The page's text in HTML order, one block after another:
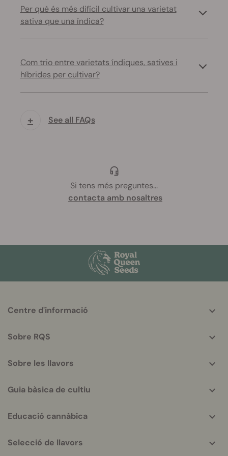
Per què és més difícil cultivar una varietat
sativa que una índica?
Com trio entre varietats índiques, satives i
híbrides per cultivar?
+ See all FAQs
Si tens més preguntes...
contacta amb nosaltres
helpful
Centre d'informació
Sobre RQS
Sobre les llavors
Guia bàsica de cultiu
Educació cannàbica
Selecció de llavors